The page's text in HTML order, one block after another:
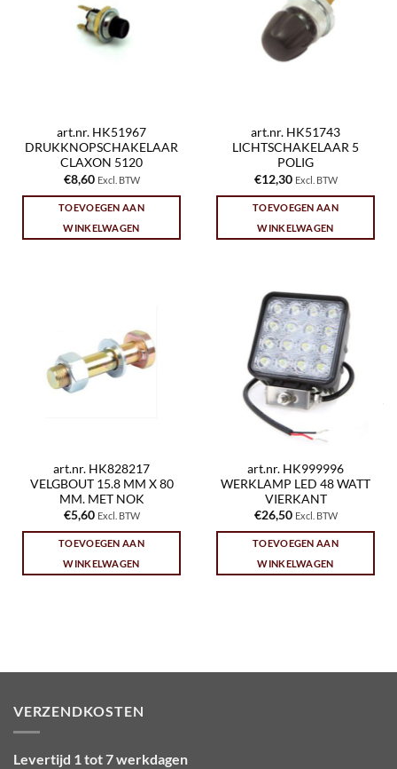
art.nr. HK51967
DRUKKNOPSCHAKELAAR
CLAXON 5120
€8,60 Excl. BTW
TOEVOEGEN AAN
WINKELWAGEN
art.nr. HK51743
LICHTSCHAKELAAR 5
POLIG
€12,30 Excl. BTW
TOEVOEGEN AAN
WINKELWAGEN
art.nr. HK828217
VELGBOUT 15.8 MM X 80
MM. MET NOK
€5,60 Excl. BTW
TOEVOEGEN AAN
WINKELWAGEN
art.nr. HK999996
WERKLAMP LED 48 WATT
VIERKANT
€26,50 Excl. BTW
TOEVOEGEN AAN
WINKELWAGEN
VERZENDKOSTEN
Levertijd 1 tot 7 werkdagen